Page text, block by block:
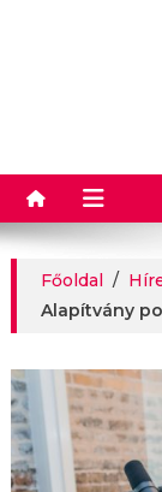
Főoldal /
Alapítvány